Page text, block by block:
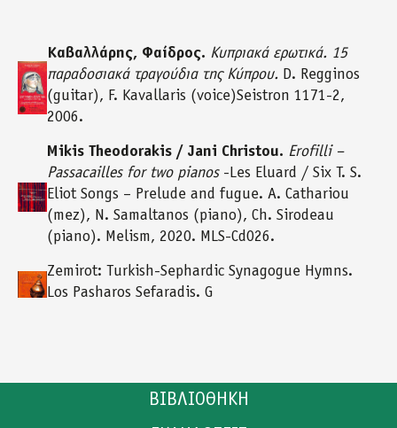
ΒΙΒΛΙΟΘΗΚΗ
Καβαλλάρης, Φαίδρος. Κυπριακά ερωτικά. 15
παραδοσιακά τραγούδια της Κύπρου. D. Regginos
(guitar), F. Kavallaris (voice)Seistron 1171-2,
2006.
Mikis Theodorakis / Jani Christou. Erofilli –
Passacailles for two pianos-Les Eluard / Six T. S.
Eliot Songs – Prelude and fugue. A. Cathariou
(mez), N. Samaltanos (piano), Ch. Sirodeau
(piano). Melism, 2020. MLS-Cd026.
Zemirot: Turkish-Sephardic Synagogue Hymns.
Los Pasharos Sefaradis. G